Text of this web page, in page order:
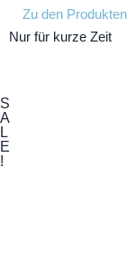
Zu den Produkten
Nur für kurze Zeit
S
A
L
E
!